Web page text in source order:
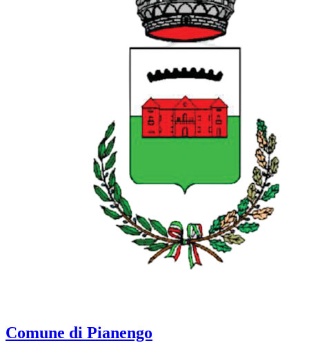
Comune di Pianengo